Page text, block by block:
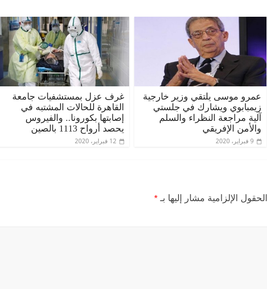
عمرو موسى يلتقي وزير خارجية
زيمبابوي ويشارك في جلستي
آلية مراجعة النظراء والسلم
والأمن الإفريقي
9 فبراير، 2020
غرف عزل بمستشفيات جامعة
القاهرة للحالات المشتبه في
إصابتها بكورونا.. والفيروس
يحصد أرواح 1113 بالصين
12 فبراير، 2020
الحقول الإلزامية مشار إليها بـ *